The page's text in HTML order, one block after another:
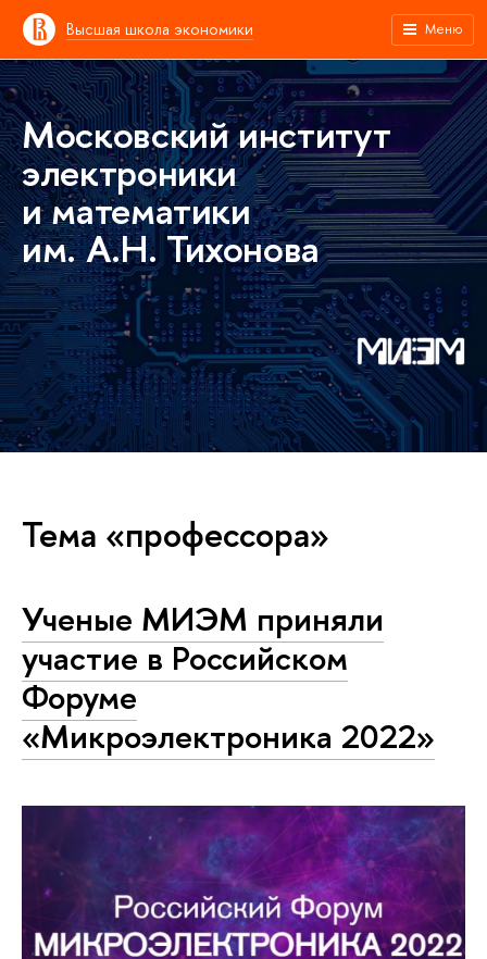
Высшая школа экономики Меню
Московский институт
электроники
и математики
им. А.Н. Тихонова
Тема «профессора»
Ученые МИЭМ приняли
участие в Российском
Форуме
«Микроэлектроника 2022»